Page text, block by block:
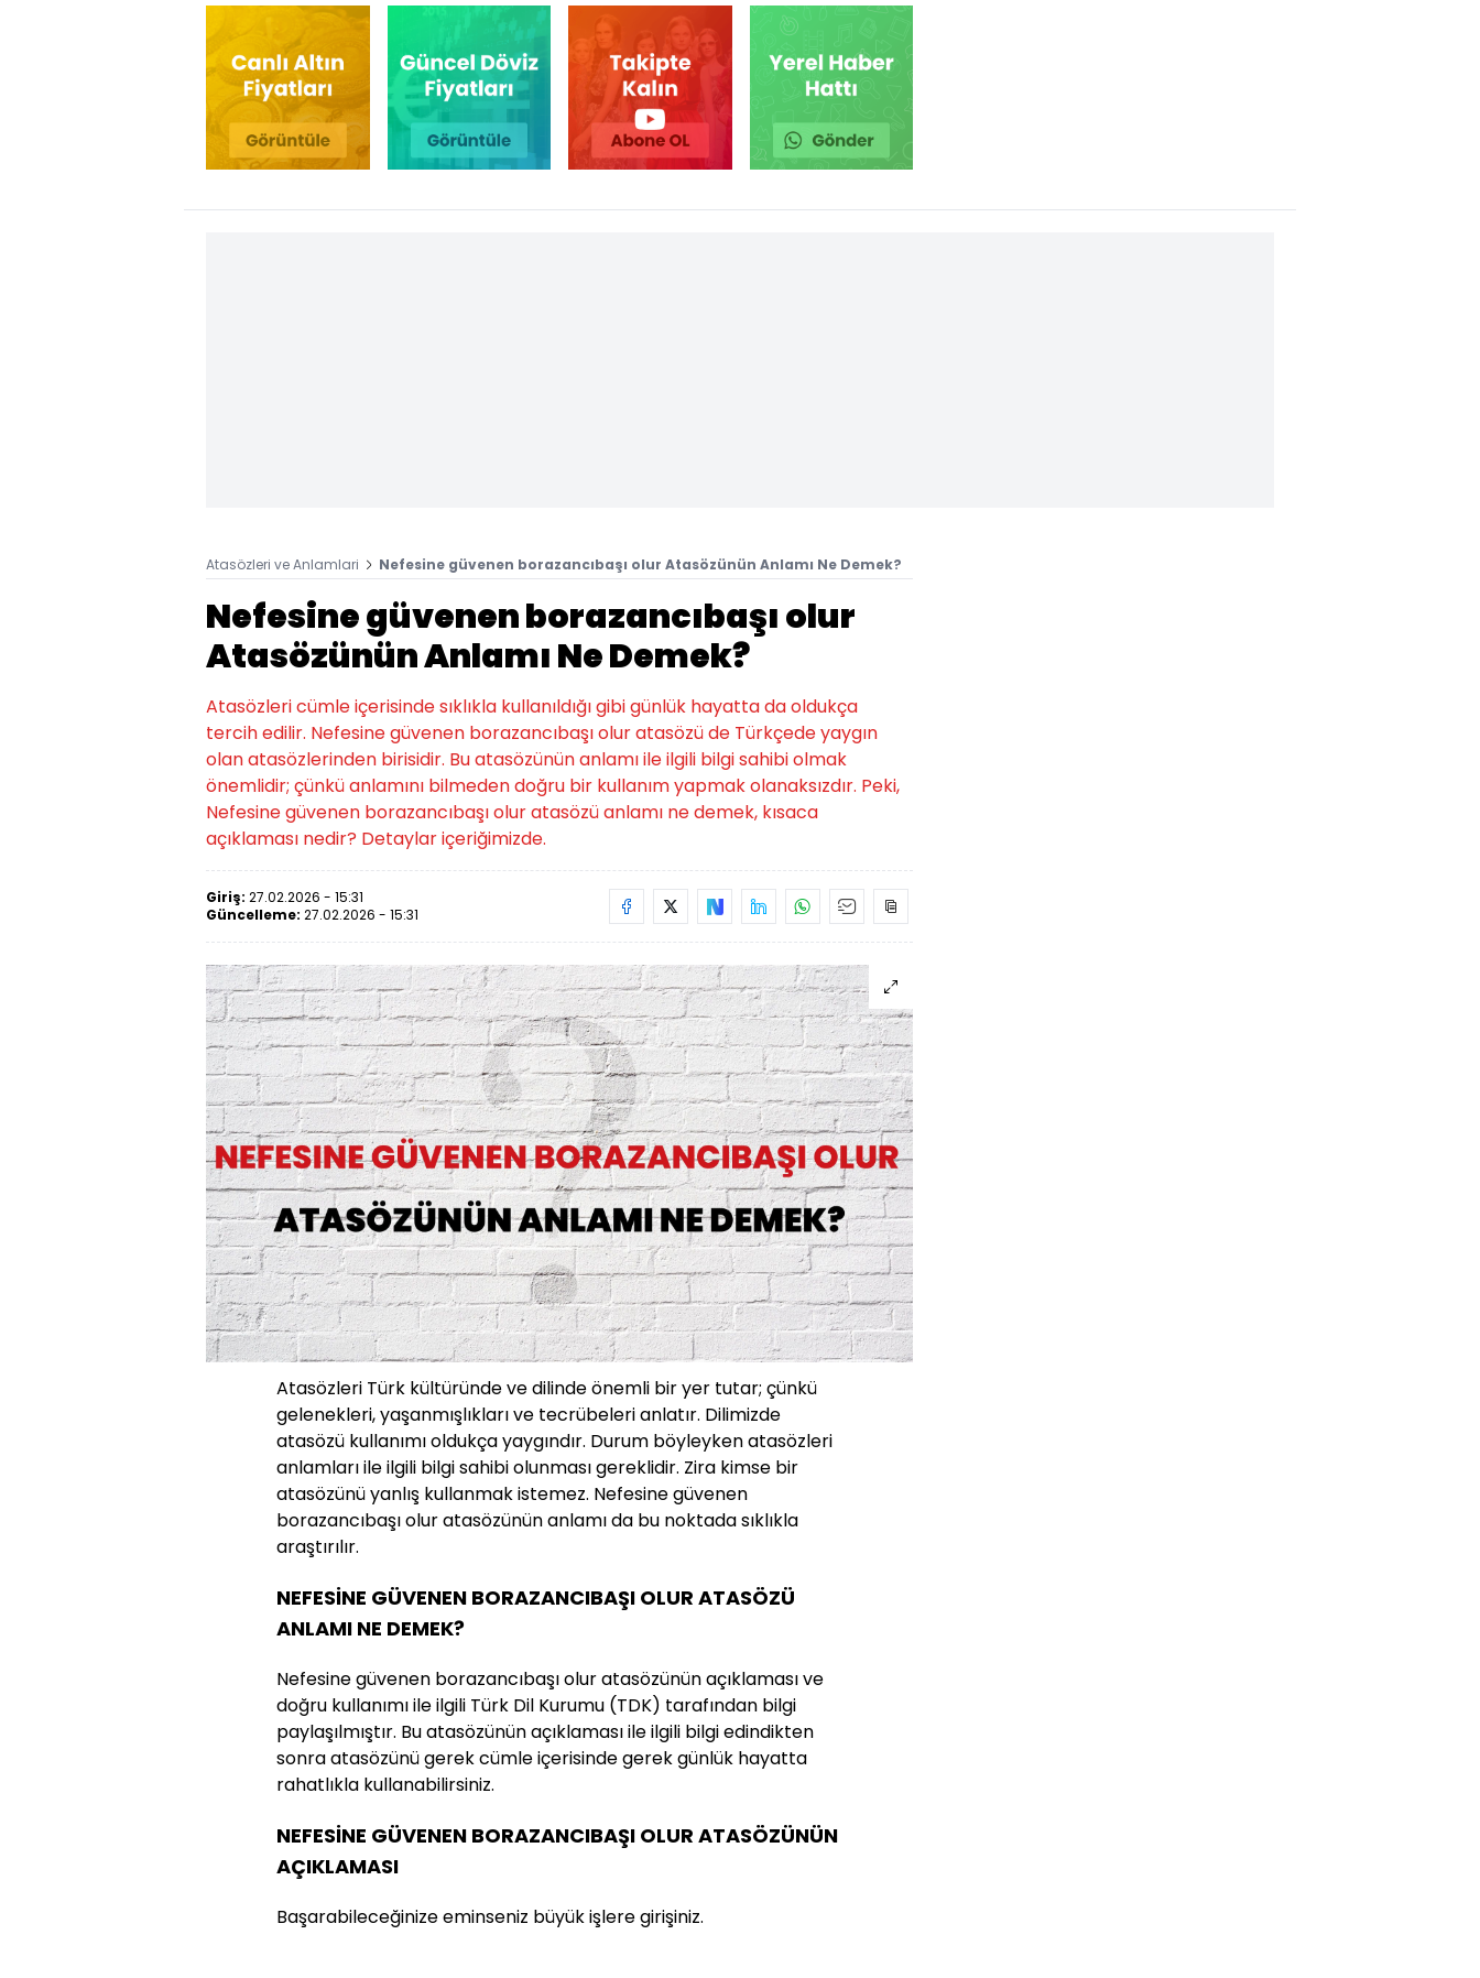
Atasözleri ve Anlamlari Nefesine güvenen borazancıbaşı olur Atasözünün Anlamı Ne Demek?
Nefesine güvenen borazancıbaşı olur
Atasözünün Anlamı Ne Demek?
Atasözleri cümle içerisinde sıklıkla kullanıldığı gibi günlük hayatta da oldukça
tercih edilir. Nefesine güvenen borazancıbaşı olur atasözü de Türkçede yaygın
olan atasözlerinden birisidir. Bu atasözünün anlamı ile ilgili bilgi sahibi olmak
önemlidir; çünkü anlamını bilmeden doğru bir kullanım yapmak olanaksızdır. Peki,
Nefesine güvenen borazancıbaşı olur atasözü anlamı ne demek, kısaca
açıklaması nedir? Detaylar içeriğimizde.
Giriş: 27.02.2026 - 15:31
Güncelleme: 27.02.2026 - 15:31
Atasözleri Türk kültüründe ve dilinde önemli bir yer tutar; çünkü
gelenekleri, yaşanmışlıkları ve tecrübeleri anlatır. Dilimizde
atasözü kullanımı oldukça yaygındır. Durum böyleyken atasözleri
anlamları ile ilgili bilgi sahibi olunması gereklidir. Zira kimse bir
atasözünü yanlış kullanmak istemez. Nefesine güvenen
borazancıbaşı olur atasözünün anlamı da bu noktada sıklıkla
araştırılır.
NEFESİNE GÜVENEN BORAZANCIBAŞI OLUR ATASÖZÜ
ANLAMI NE DEMEK?
Nefesine güvenen borazancıbaşı olur atasözünün açıklaması ve
doğru kullanımı ile ilgili Türk Dil Kurumu (TDK) tarafından bilgi
paylaşılmıştır. Bu atasözünün açıklaması ile ilgili bilgi edindikten
sonra atasözünü gerek cümle içerisinde gerek günlük hayatta
rahatlıkla kullanabilirsiniz.
NEFESİNE GÜVENEN BORAZANCIBAŞI OLUR ATASÖZÜNÜN
AÇIKLAMASI
Başarabileceğinize eminseniz büyük işlere girişiniz.